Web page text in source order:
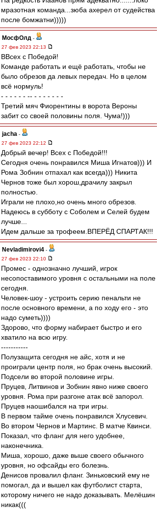
мразотная команда...зюба ахерел от судейства
после бомжатни)))))
МосфОлд -
27 фев 2023 22:13
ВВсех с Победой!
Команде работать и ещё работать, чтобы не
было обрезов да левых передач. Но в целом
всё нормуль!
- - - - - - -- - - - - - - -
Третий мяч Фиорентины в ворота Вероны
забит со своей половины поля. Чума!)))
jacha -
27 фев 2023 22:12
Добрый вечер! Всех с Победой!!!
Сегодня очень понравился Миша Игнатов))) И
Рома Зобнин отпахал как всегда))) Никита
Чернов тоже был хорош,драчилу закрыл
полностью.
Играли не плохо,но очень много обрезов.
Надеюсь в субботу с Соболем и Селей будем
лучше...
Идем дальше за трофеем.ВПЕРЁД СПАРТАК!!!
Nevladimirovi4 -
27 фев 2023 22:10
Промес - однозначно лучший, игрок
несопоставимого уровня с остальными на поле
сегодня.
Человек-шоу - устроить серию пенальти не
после основного времени, а по ходу его - это
надо суметь))))
Здорово, что форму набирает быстро и его
хватило на всю игру.
-----------
Полузащита сегодня не айс, хотя и не
проиграли центр поля, но брак очень высокий.
Подсели во второй половине игры.
Пруцев, Литвинов и Зобнин явно ниже своего
уровня. Рома при разгоне атак всё запорол.
Пруцев наошибался на три игры.
В первом тайме очень понравился Хлусевич.
Во втором Чернов и Мартинс. В матче Квинси.
Показал, что фланг для него удобнее,
наконечника.
Миша, хорошо, даже выше своего обычного
уровня, но офсайды его болезнь.
Денисов провалил фланг. Зиньковский ему не
помогал, да и вышел как футболист старта,
которому ничего не надо доказывать. Мелёшин
никак(((